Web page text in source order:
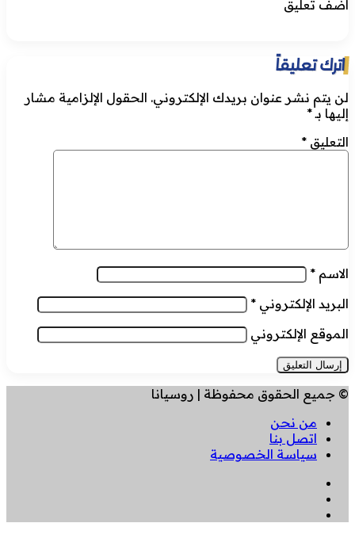
أضف تعليق
اترك تعليقاً
لن يتم نشر عنوان بريدك الإلكتروني. الحقول الإلزامية مشار
إليها بـ*
التعليق *
الاسم *
البريد الإلكتروني *
الموقع الإلكتروني
© جميع الحقوق محفوظة | روسيانا
من نحن
اتصل بنا
سياسة الخصوصية